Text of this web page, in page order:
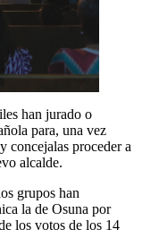
han jurado o
para, una vez
concejalas proceder a
alcalde.
grupos han
la de Osuna por
los votos de los 14